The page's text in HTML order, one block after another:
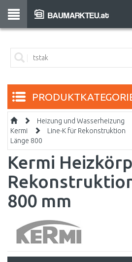
Heizung und Wasserheizung
Kermi
Line-K für Rekonstruktion
Länge 800
Kermi
800 mm